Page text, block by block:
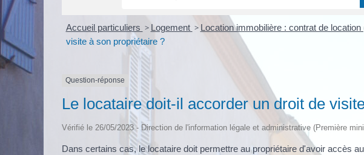
Accueil particuliers > Logement > Location immobilière : contrat de location
visite à son propriétaire ?
Question-réponse
Le locataire doit-il accorder un droit de
Vérifié le 26/05/2023 - Direction de l'information légale et administrative (Première
Dans certains cas, le locataire doit permettre au propriétaire d'avoir accès